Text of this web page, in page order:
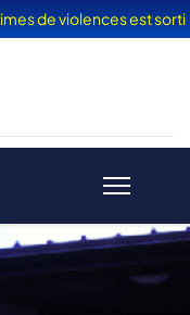
de violences est sorti